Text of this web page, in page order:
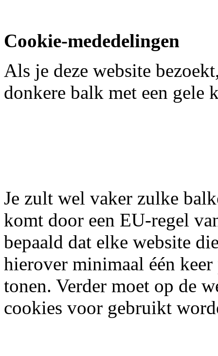
Cookie-mededelingen
Als je deze website
donkere balk met een gele
Je zult wel vaker zulke
komt door een EU-regel
bepaald dat elke website
hierover minimaal één
tonen. Verder moet op de
cookies voor gebruikt